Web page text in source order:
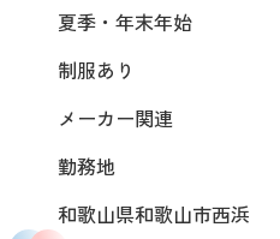
夏季・年末年始
制服あり
メーカー関連
勤務地
和歌山県和歌山市西浜